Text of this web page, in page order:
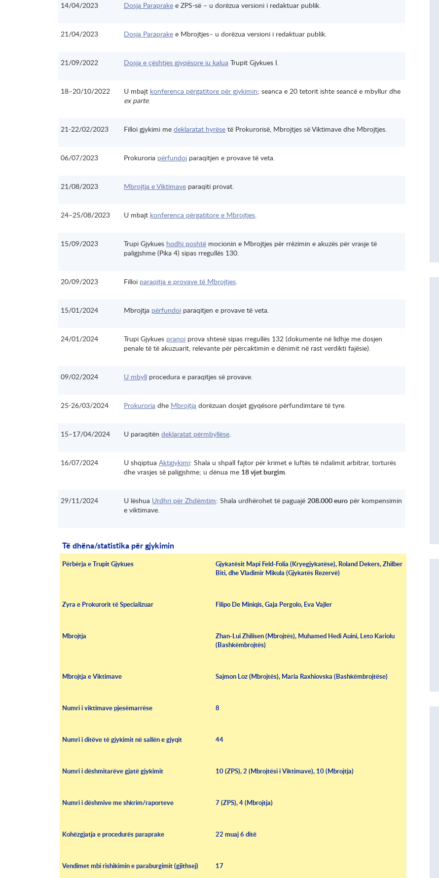
14/04/2023 Dosja Paraprake e ZPS-së – u dorëzua versioni i redaktuar publik.
21/04/2023 Dosja Paraprake e Mbrojtjes– u dorëzua versioni i redaktuar publik.
21/09/2022 Dosja e çështjes gjyqësore iu kalua Trupit Gjykues I.
18–20/10/2022 U mbajt konferenca përgatitore për gjykimin; seanca e 20 tetorit ishte seancë e mbyllur dhe
ex parte.
21-22/02/2023 Filloi gjykimi me deklaratat hyrëse të Prokurorisë, Mbrojtjes së Viktimave dhe Mbrojtjes.
06/07/2023 Prokuroria përfundoi paraqitjen e provave të veta.
21/08/2023 Mbrojtja e Viktimave paraqiti provat.
24–25/08/2023 U mbajt konferenca përgatitore e Mbrojtjes.
15/09/2023 Trupi Gjykues hodhi poshtë mocionin e Mbrojtjes për rrëzimin e akuzës për vrasje të
paligjshme (Pika 4) sipas rregullës 130.
20/09/2023 Filloi paraqitja e provave të Mbrojtjes.
15/01/2024 Mbrojtja përfundoi paraqitjen e provave të veta.
24/01/2024 Trupi Gjykues pranoi prova shtesë sipas rregullës 132 (dokumente në lidhje me dosjen
penale të të akuzuarit, relevante për përcaktimin e dënimit në rast verdikti fajësie).
09/02/2024 U mbyll procedura e paraqitjes së provave.
25-26/03/2024 Prokuroria dhe Mbrojtja dorëzuan dosjet gjyqësore përfundimtare të tyre.
15–17/04/2024 U paraqitën deklaratat përmbyllëse.
16/07/2024 U shqiptua Aktgjykimi: Shala u shpall fajtor për krimet e luftës të ndalimit arbitrar, torturës
dhe vrasjes së paligjshme; u dënua me 18 vjet burgim.
29/11/2024 U lëshua Urdhri për Zhdëmtim: Shala urdhërohet të paguajë 208.000 euro për kompensimin
e viktimave.
Të dhëna/statistika për gjykimin
Përbërja e Trupit Gjykues
Gjykatësit Mapi Feld-Folia (Kryegjykatëse), Roland Dekers, Zhilber
Biti, dhe Vladimir Mikula (Gjykatës Rezervë)
Zyra e Prokurorit të Specializuar Filipo De Miniqis, Gaja Pergolo, Eva Vajler
Mbrojtja
Zhan-Lui Zhilisen (Mbrojtës), Muhamed Hedi Auini, Leto Kariolu
(Bashkëmbrojtës)
Mbrojtja e Viktimave Sajmon Loz (Mbrojtës), Maria Raxhiovska (Bashkëmbrojtëse)
Numri i viktimave pjesëmarrëse 8
Numri i ditëve të gjykimit në sallën e gjyqit 44
Numri i dëshmitarëve gjatë gjykimit 10 (ZPS), 2 (Mbrojtësi i Viktimave), 10 (Mbrojtja)
Numri i dëshmive me shkrim/raporteve 7 (ZPS), 4 (Mbrojtja)
Kohëzgjatja e procedurës paraprake 22 muaj 6 ditë
Vendimet mbi rishikimin e paraburgimit (gjithsej) 17